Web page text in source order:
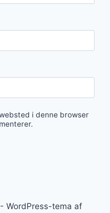
i denne browser
WordPress-tema af